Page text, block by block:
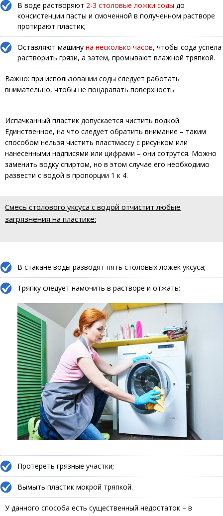
В воде растворяют 2-3 столовые ложки соды до
консистенции пасты и смоченной в полученном растворе
протирают пластик;
Оставляют машину на несколько часов, чтобы сода успела
растворить грязи, а затем, промывают влажной тряпкой.
Важно: при использовании соды следует работать
внимательно, чтобы не поцарапать поверхность.
Испачканный пластик допускается чистить водкой.
Единственное, на что следует обратить внимание – таким
способом нельзя чистить пластмассу с рисунком или
нанесенными надписями или цифрами – они сотрутся. Можно
заменить водку спиртом, но в этом случае его необходимо
развести с водой в пропорции 1 к 4.
Смесь столового уксуса с водой отчистит любые
загрязнения на пластике:
В стакане воды разводят пять столовых ложек уксуса;
Тряпку следует намочить в растворе и отжать;
Протереть грязные участки;
Вымыть пластик мокрой тряпкой.
У данного способа есть существенный недостаток – в